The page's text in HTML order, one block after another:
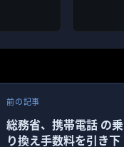
前の記事
総務省、携帯電話 の乗
り換え手数料を引き下